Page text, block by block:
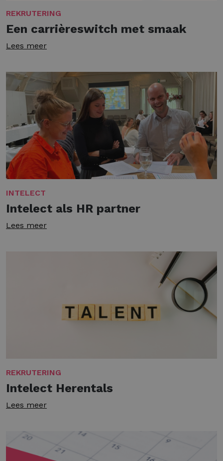
REKRUTERING
Een carrièreswitch met smaak
Lees meer
INTELECT
Intelect als HR partner
Lees meer
REKRUTERING
Intelect Herentals
Lees meer